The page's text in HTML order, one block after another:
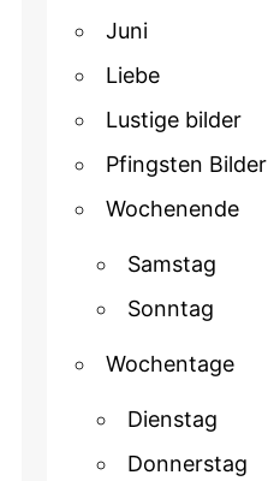
Juni
Liebe
Lustige bilder
Pfingsten Bilder
Wochenende
Samstag
Sonntag
Wochentage
Dienstag
Donnerstag